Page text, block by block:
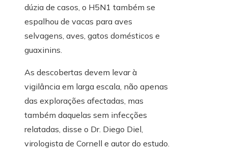
dúzia de casos, o H5N1 também se
espalhou de vacas para aves
selvagens, aves, gatos domésticos e
guaxinins.
As descobertas devem levar à
vigilância em larga escala, não apenas
das explorações afectadas, mas
também daquelas sem infecções
relatadas, disse o Dr. Diego Diel,
virologista de Cornell e autor do estudo.